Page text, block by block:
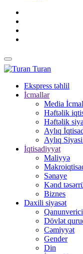
Turan
Ekspress təhlil
İcmallar
Media
Həftəlik
Həftəlik
Aylıq
Aylıq
İqtisadiyyat
Maliyyə
Sənaye
Kənd
Biznes
Daxili siyasət
Dövlət
Cəmiyyət
Gender
Din